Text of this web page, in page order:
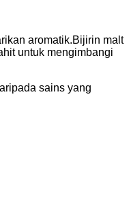
aromatik.Bijirin malt
untuk mengimbangi
sains yang